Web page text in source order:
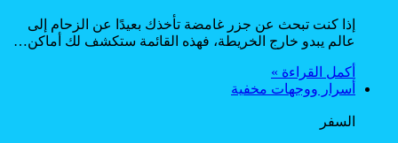
إذا كنت تبحث عن جزر غامضة تأخذك بعيدًا عن الزحام إلى
عالم يبدو خارج الخريطة، فهذه القائمة ستكشف لك أماكن…
أكمل القراءة »
أسرار ووجهات مخفية
السفر